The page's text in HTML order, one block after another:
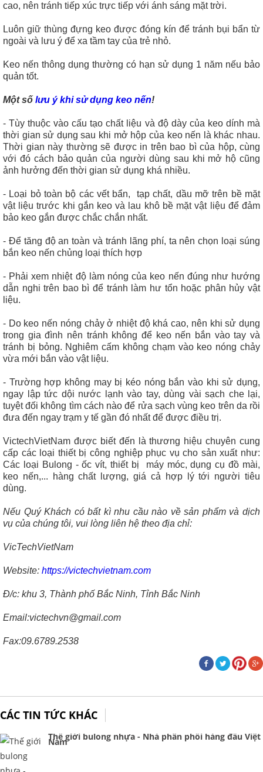
cao, nên tránh tiếp xúc trực tiếp với ánh sáng mặt trời.
Luôn giữ thùng đựng keo được đóng kín để tránh bụi bẩn từ
ngoài và lưu ý để xa tầm tay của trẻ nhỏ.
Keo nến thông dụng thường có hạn sử dụng 1 năm nếu bảo
quản tốt.
Một số lưu ý khi sử dụng keo nến!
- Tùy thuộc vào cấu tạo chất liệu và độ dày của keo dính mà
thời gian sử dụng sau khi mở hộp của keo nến là khác nhau.
Thời gian này thường sẽ được in trên bao bì của hộp, cùng
với đó cách bảo quản của người dùng sau khi mở hộ cũng
ảnh hưởng đến thời gian sử dụng khá nhiều.
- Loại bỏ toàn bộ các vết bẩn, tạp chất, dầu mỡ trên bề mặt
vật liệu trước khi gắn keo và lau khô bề mặt vật liệu để đảm
bảo keo gắn được chắc chắn nhất.
- Để tăng độ an toàn và tránh lãng phí, ta nên chọn loại súng
bắn keo nến chủng loại thích hợp
- Phải xem nhiệt độ làm nóng của keo nến đúng như hướng
dẫn nghi trên bao bì để tránh làm hư tổn hoặc phân hủy vật
liệu.
- Do keo nến nóng chảy ở nhiệt độ khá cao, nên khi sử dụng
trong gia đình nên tránh không để keo nến bắn vào tay và
tránh bị bỏng. Nghiêm cấm không chạm vào keo nóng chảy
vừa mới bắn vào vật liệu.
- Trường hợp không may bị kéo nóng bắn vào khi sử dụng,
ngay lập tức dội nước lạnh vào tay, dùng vài sạch che lại,
tuyệt đối không tìm cách nào để rửa sạch vùng keo trên da rồi
đưa đến ngay trạm y tế gần đó nhất để được điều trị.
VictechVietNam được biết đến là thương hiệu chuyên cung
cấp các loại thiết bị công nghiệp phục vụ cho sản xuất như:
Các loại Bulong - ốc vít, thiết bị máy móc, dụng cụ đồ mài,
keo nến,... hàng chất lượng, giá cả hợp lý tới người tiêu
dùng.
Nếu Quý Khách có bất kì nhu cầu nào về sản phẩm và dịch
vụ của chúng tôi, vui lòng liên hệ theo địa chỉ:
VicTechVietNam
Website: https://victechvietnam.com
Đ/c: khu 3, Thành phố Bắc Ninh, Tỉnh Bắc Ninh
Email:victechvn@gmail.com
Fax:09.6789.2538
CÁC TIN TỨC KHÁC
Thế giới bulong nhựa - Nhà phân phối hàng đầu Việt
Nam